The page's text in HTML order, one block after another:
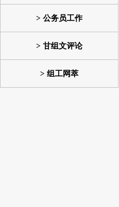
公务员工作
甘组文评论
组工网萃